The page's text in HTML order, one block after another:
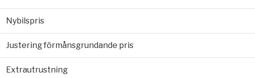
Nybilspris
Justering förmånsgrundande pris
Extrautrustning